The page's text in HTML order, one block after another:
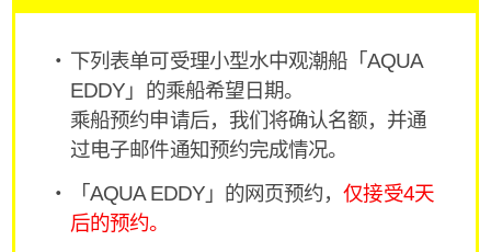
下列表单可受理小型水中观潮船「AQUA
EDDY」的乘船希望日期。
乘船预约申请后，我们将确认名额，并通
过电子邮件通知预约完成情况。
「AQUA EDDY」的网页预约，仅接受4天
后的预约。